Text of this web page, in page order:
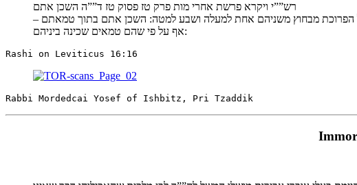
רש””י ויקרא פרשת אחרי מות פרק טז פסוק טז ד””ה השכן אתם
הפרוכת מבחוץ משניהם אחת למעלה ושבע למטה: השכן אתם בתוך טמאתם –
אף על פי שהם טמאים שכינה ביניהם:
Rashi on Leviticus 16:16
Rabbi Mordedcai Yosef of Ishbitz, Pri Tzaddik